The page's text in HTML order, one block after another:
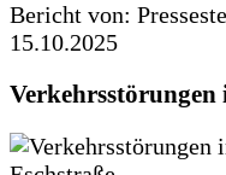
Bericht von:
15.10.2025
Verkehrsstörungen